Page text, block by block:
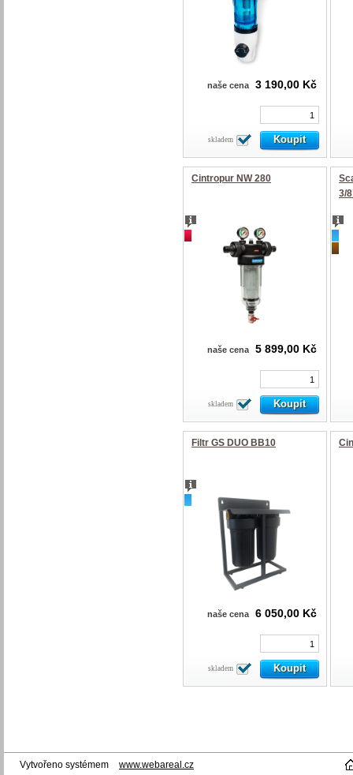
naše cena 3 190,00 Kč
skladem
Cintropur NW 280
naše cena 5 899,00 Kč
skladem
3/
Filtr GS DUO BB10
naše cena 6 050,00 Kč
skladem
novinka
Vytvořeno systémem www.webareal.cz